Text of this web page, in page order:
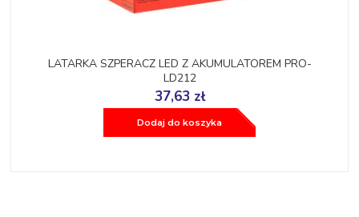
LATARKA SZPERACZ LED Z AKUMULATOREM PRO-
LD212
37,63 zł
Dodaj do koszyka